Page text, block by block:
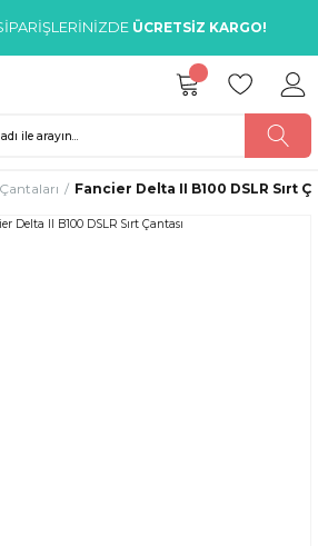
ÜCRETSİZ KARGO!
Fancier Delta II B100 DSLR Sırt